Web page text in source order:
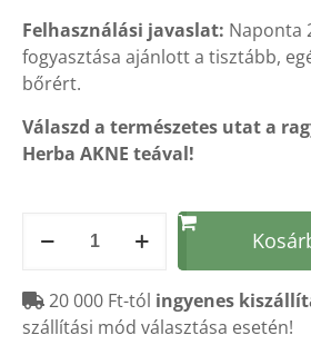
Felhasználási javaslat: Naponta
fogyasztása ajánlott a tisztább,
bőrért.
Válaszd a természetes utat a
Herba AKNE teával!
AKNE
70g
mennyiség
20 000 Ft-tól ingyenes
szállítási mód választása esetén!